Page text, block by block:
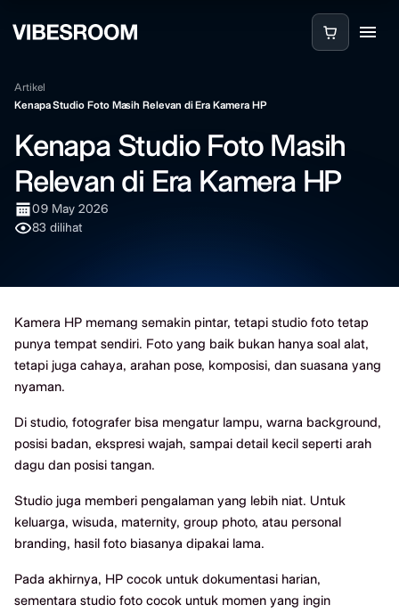
Artikel
Kenapa Studio Foto Masih Relevan di Era Kamera HP
Kenapa Studio Foto Masih
Relevan di Era Kamera HP
09 May 2026
83 dilihat
Kamera HP memang semakin pintar, tetapi studio foto tetap
punya tempat sendiri. Foto yang baik bukan hanya soal alat,
tetapi juga cahaya, arahan pose, komposisi, dan suasana yang
nyaman.
Di studio, fotografer bisa mengatur lampu, warna background,
posisi badan, ekspresi wajah, sampai detail kecil seperti arah
dagu dan posisi tangan.
Studio juga memberi pengalaman yang lebih niat. Untuk
keluarga, wisuda, maternity, group photo, atau personal
branding, hasil foto biasanya dipakai lama.
Pada akhirnya, HP cocok untuk dokumentasi harian,
sementara studio foto cocok untuk momen yang ingin